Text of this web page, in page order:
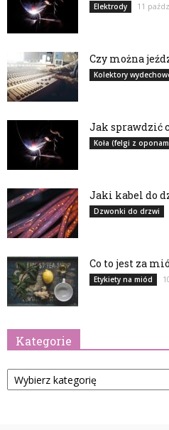
Elektrody 11
Czy można
Kolektory
Jak sprawdzić
Koła (felgi z
Jaki kabel do
Dzwonki do drzwi
Co to jest za
Etykiety na miód
Kategorie
Kategorie